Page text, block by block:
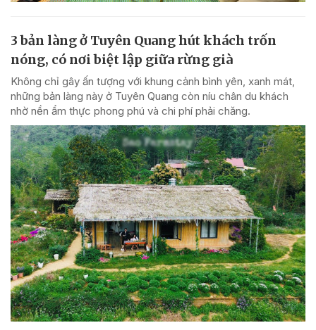
3 bản làng ở Tuyên Quang hút khách trốn
nóng, có nơi biệt lập giữa rừng già
Không chỉ gây ấn tượng với khung cảnh bình yên, xanh mát,
những bản làng này ở Tuyên Quang còn níu chân du khách
nhờ nền ẩm thực phong phú và chi phí phải chăng.